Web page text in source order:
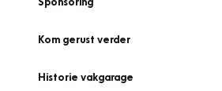
Kom gerust verder
Historie vakgarage